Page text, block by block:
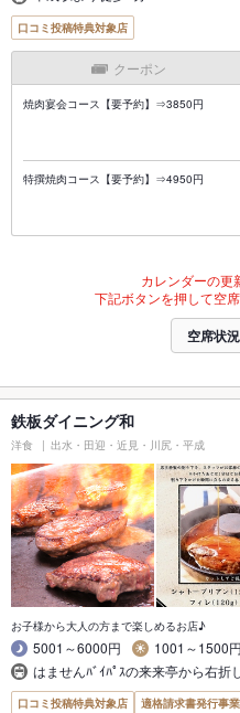
口コミ投稿特典対象店
クーポン
焼肉宴会コース【要予約】⇒3850円
特撰焼肉コース【要予約】⇒4950円
カレンダーの更
下記ボタンを押して空
空席状
鉄板ダイニング和
洋食 出水・田迎・近見・川尻・平成
お子様から大人の方まで楽しめるお店♪
5001～6000円
1001～1500円
はませんﾊﾞｲﾊﾟｽの来来亭から右折
口コミ投稿特典対象店 適格請求書発行事